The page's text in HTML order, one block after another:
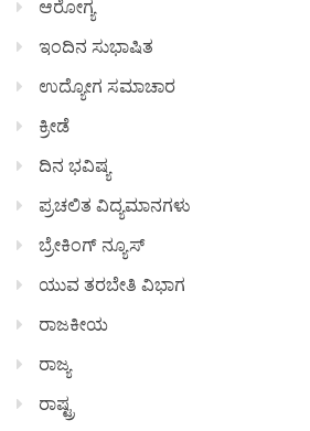
ಆರೋಗ್ಯ
ಇಂದಿನ ಸುಭಾಷಿತ
ಉದ್ಯೋಗ ಸಮಾಚಾರ
ಕ್ರೀಡೆ
ದಿನ ಭವಿಷ್ಯ
ಪ್ರಚಲಿತ ವಿದ್ಯಮಾನಗಳು
ಬ್ರೇಕಿಂಗ್ ನ್ಯೂಸ್
ಯುವ ತರಬೇತಿ ವಿಭಾಗ
ರಾಜಕೀಯ
ರಾಜ್ಯ
ರಾಷ್ಟ್ರ